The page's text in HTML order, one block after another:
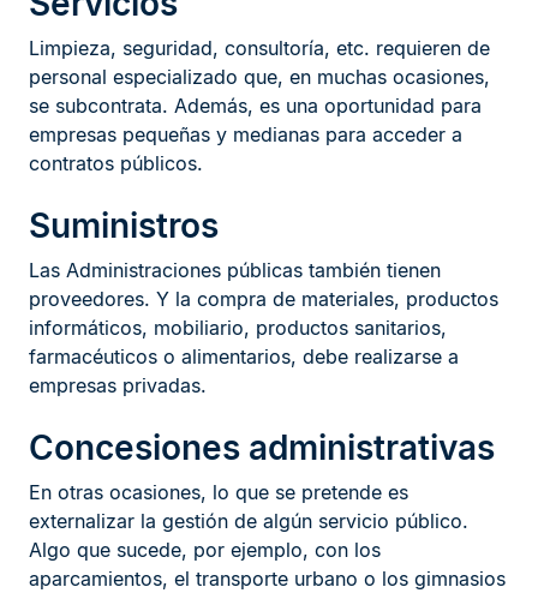
Limpieza, seguridad, consultoría, etc. requieren de
personal especializado que, en muchas ocasiones,
se subcontrata. Además, es una oportunidad para
empresas pequeñas y medianas para acceder a
contratos públicos.
Suministros
Las Administraciones públicas también tienen
proveedores. Y la compra de materiales, productos
informáticos, mobiliario, productos sanitarios,
farmacéuticos o alimentarios, debe realizarse a
empresas privadas.
Concesiones administrativas
En otras ocasiones, lo que se pretende es
externalizar la gestión de algún servicio público.
Algo que sucede, por ejemplo, con los
aparcamientos, el transporte urbano o los gimnasios